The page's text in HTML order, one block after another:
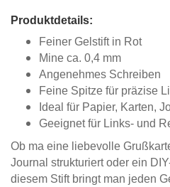
Produktdetails:
Feiner Gelstift in Rot
Mine ca. 0,4 mm
Angenehmes Schreiben
Feine Spitze für präzise
Ideal für Papier, Karten,
Geeignet für Links- und
Ob ma eine liebevolle
Journal strukturiert oder ein
diesem Stift bringt man jeden